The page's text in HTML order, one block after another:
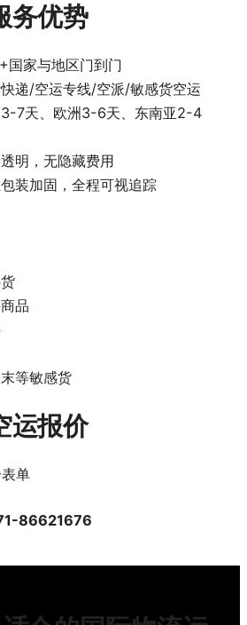
务优势
国家与地区门到门
递/空运专线/空派/敏感货空运
7天、欧洲3-6天、东南亚2-4
明，无隐藏费用
装加固，全程可视追踪
品
等敏感货
运报价
单
86621676